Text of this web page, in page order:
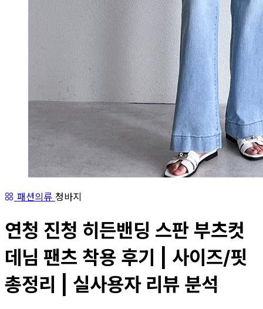
패션의류 청바지
연청 진청 히든밴딩 스판 부츠컷
데님 팬츠 착용 후기 | 사이즈/핏
총정리 | 실사용자 리뷰 분석